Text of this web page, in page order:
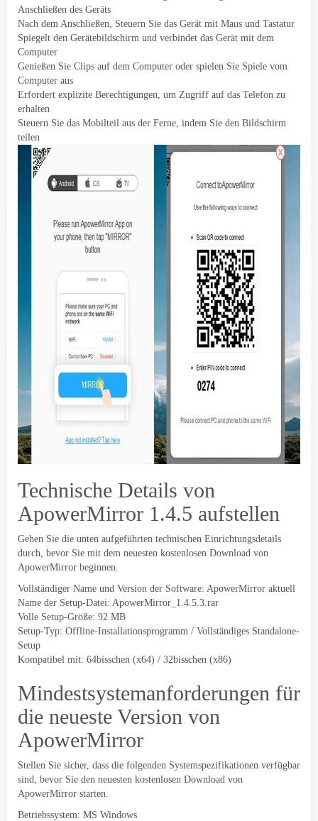
Anschließen des Geräts
Nach dem Anschließen, Steuern Sie das Gerät mit Maus und Tastatur
Spiegelt den Gerätebildschirm und verbindet das Gerät mit dem
Computer
Genießen Sie Clips auf dem Computer oder spielen Sie Spiele vom
Computer aus
Erfordert explizite Berechtigungen, um Zugriff auf das Telefon zu
erhalten
Steuern Sie das Mobilteil aus der Ferne, indem Sie den Bildschirm
teilen
Technische Details von
ApowerMirror 1.4.5 aufstellen
Gehen Sie die unten aufgeführten technischen Einrichtungsdetails
durch, bevor Sie mit dem neuesten kostenlosen Download von
ApowerMirror beginnen.
Vollständiger Name und Version der Software: ApowerMirror aktuell
Name der Setup-Datei: ApowerMirror_1.4.5.3.rar
Volle Setup-Größe: 92 MB
Setup-Typ: Offline-Installationsprogramm / Vollständiges Standalone-
Setup
Kompatibel mit: 64bisschen (x64) / 32bisschen (x86)
Mindestsystemanforderungen für
die neueste Version von
ApowerMirror
Stellen Sie sicher, dass die folgenden Systemspezifikationen verfügbar
sind, bevor Sie den neuesten kostenlosen Download von
ApowerMirror starten.
Betriebssystem: MS Windows